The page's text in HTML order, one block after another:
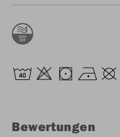
Bewertungen